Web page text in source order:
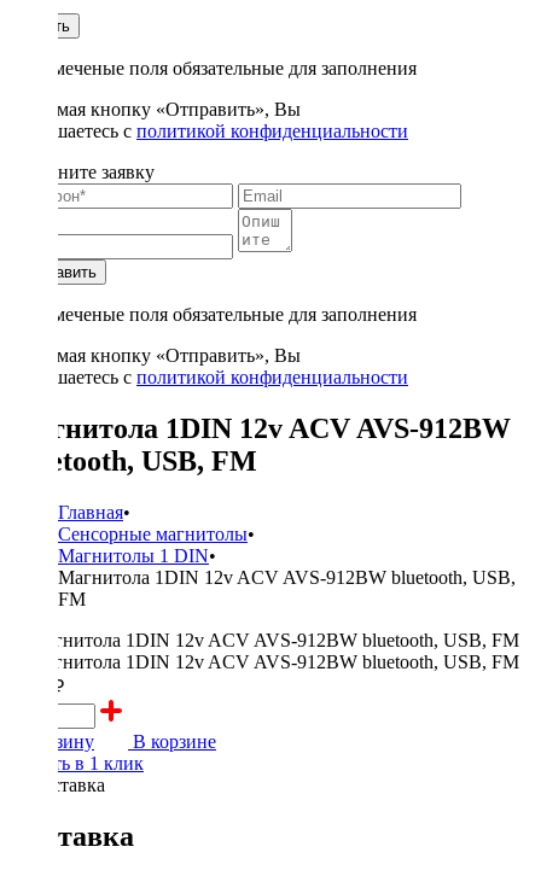
Купить
* - отмеченые поля обязательные для заполнения
Нажимая кнопку «Отправить», Вы
соглашаетесь с политикой конфиденциальности
Заполните заявку
Отправить
* - отмеченые поля обязательные для заполнения
Нажимая кнопку «Отправить», Вы
соглашаетесь с политикой конфиденциальности
Магнитола 1DIN 12v ACV AVS-912BW
bluetooth, USB, FM
Главная•
Сенсорные магнитолы•
Магнитолы 1 DIN•
Магнитола 1DIN 12v ACV AVS-912BW bluetooth, USB,
FM
3000 ₽
В корзину
В корзине
Купить в 1 клик
Доставка